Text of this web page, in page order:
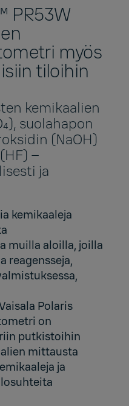
PR53W
myös
tiloihin
kemikaalien
suolahapon
(NaOH)
–
ja
kemikaaleja
muilla aloilla, joilla
reagensseja,
Polaris
on
putkistoihin
mittausta
ja